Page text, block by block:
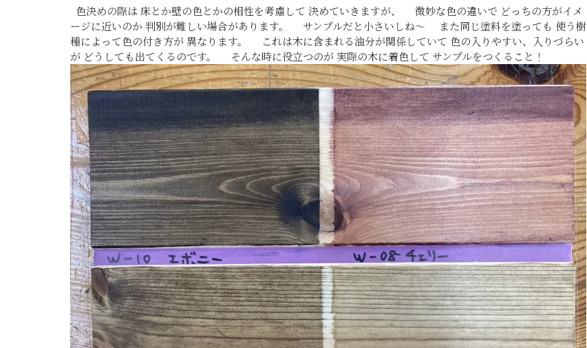
色決めの際は 床とか壁の色とかの相性を考慮して 決めていきますが、 微妙な色の違いで どっちの方がイメ
ージに近いのか 判別が難しい場合があります。 サンプルだと小さいしね～ また同じ塗料を塗っても 使う樹
種によって色の付き方が 異なります。 これは木に含まれる油分が関係していて 色の入りやすい、入りづらい
が どうしても出てくるのです。 そんな時に役立つのが 実際の木に着色して サンプルをつくること！